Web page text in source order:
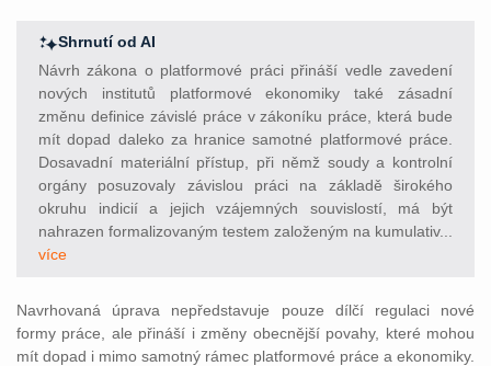
Shrnutí od AI
Návrh zákona o platformové práci přináší vedle zavedení
nových institutů platformové ekonomiky také zásadní
změnu definice závislé práce v zákoníku práce, která bude
mít dopad daleko za hranice samotné platformové práce.
Dosavadní materiální přístup, při němž soudy a kontrolní
orgány posuzovaly závislou práci na základě širokého
okruhu indicií a jejich vzájemných souvislostí, má být
nahrazen formalizovaným testem založeným na kumulativ...
více
Navrhovaná úprava nepředstavuje pouze dílčí regulaci nové
formy práce, ale přináší i změny obecnější povahy, které mohou
mít dopad i mimo samotný rámec platformové práce a ekonomiky.